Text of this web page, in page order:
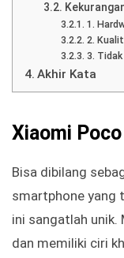
1.
2.
3.
Akhir Kata
Xiaomi
Bisa dibilang
smartphone yang
ini sangatlah unik.
dan memiliki ciri